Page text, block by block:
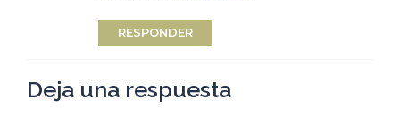
RESPONDER
Deja una respuesta